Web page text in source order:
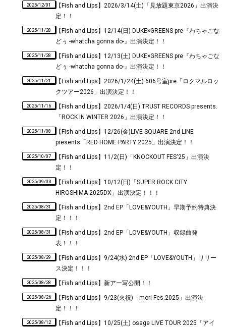
2025/12/01
【Fish and Lips】2026/3/14(土)「見放題東京2026」出演決
定！！
2025/11/28
【Fish and Lips】12/14(日) DUKE×GREENS pre『わちゃごな
どぅ -whatcha gonna do-』出演決定！！
2025/11/28
【Fish and Lips】12/13(土) DUKE×GREENS pre『わちゃごな
どぅ -whatcha gonna do-』出演決定！！
2025/11/21
【Fish and Lips】2026/1/24(土) 606号室pre「ロクマルロッ
クツアー2026」出演決定！！
2025/11/16
【Fish and Lips】2026/1/4(日) TRUST RECORDS presents.
「ROCK IN WINTER 2026」出演決定！！
2025/11/08
【Fish and Lips】12/26(金)LIVE SQUARE 2nd LINE
presents「RED HOME PARTY 2025」出演決定！！
2025/10/07
【Fish and Lips】11/2(日)「KNOCKOUT FES'25」出演決
定！！
2025/09/03
【Fish and Lips】10/12(日)「SUPER ROCK CITY
HIROSHIMA 2025DX」出演決定！！！
2025/08/31
【Fish and Lips】2nd EP「LOVE&YOUTH」早期予約特典決
定！！！
2025/08/31
【Fish and Lips】2nd EP「LOVE&YOUTH」収録曲発
表！！！
2025/08/29
【Fish and Lips】9/24(水) 2nd EP「LOVE&YOUTH」リリー
ス決定！！！
2025/08/28 【Fish and Lips】新アー写公開！！
2025/08/26
【Fish and Lips】9/23(火祝)「mori Fes.2025」出演決
定！！！
2025/08/12
【Fish and Lips】10/25(土) osage LIVE TOUR 2025「アイ